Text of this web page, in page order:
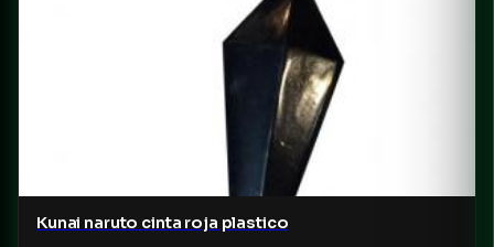
Kunai naruto cinta roja plastico